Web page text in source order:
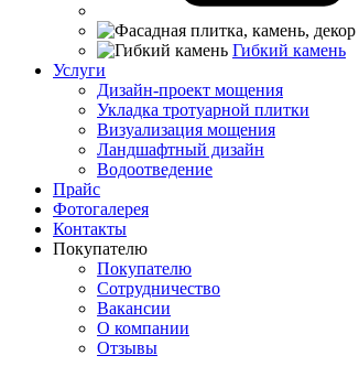
Гибкий камень
Услуги
Дизайн-проект мощения
Укладка тротуарной плитки
Визуализация мощения
Ландшафтный дизайн
Водоотведение
Прайс
Фотогалерея
Контакты
Покупателю
Покупателю
Сотрудничество
Вакансии
О компании
Отзывы